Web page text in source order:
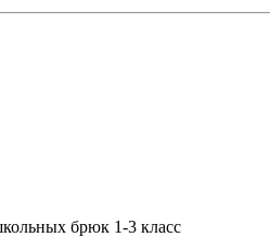
брюк 1-3 класс